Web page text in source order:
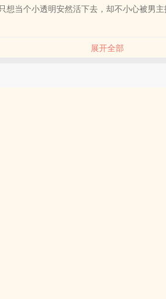
想当个小透明安然活下去，却不小心被男
展开全部